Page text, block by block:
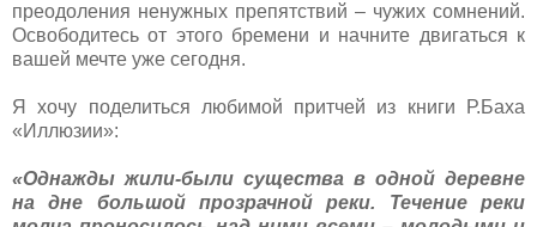
преодоления ненужных препятствий – чужих сомнений.
Освободитесь от этого бремени и начните двигаться к
вашей мечте уже сегодня.
Я хочу поделиться любимой притчей из книги Р.Баха
«Иллюзии»:
«Однажды жили-были существа в одной деревне
на дне большой прозрачной реки. Течение реки